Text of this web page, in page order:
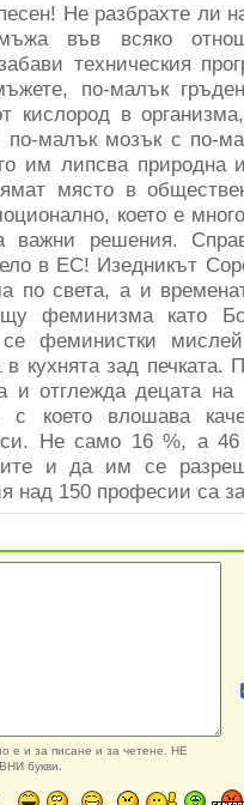
Не разбрахте ли
във всяко
техническия
по-малък
в
малък мозък с по-
им липсва природна
място в
което е
важни решения.
в ЕС! Изедникът
по света, а и
феминизма като
се феминистки
кухнята зад печката.
и отглежда децата
което влошава
си. Не само 16 %, а
и да им се
над 150 професии са
е и за писане и за четене. НЕ
букви.